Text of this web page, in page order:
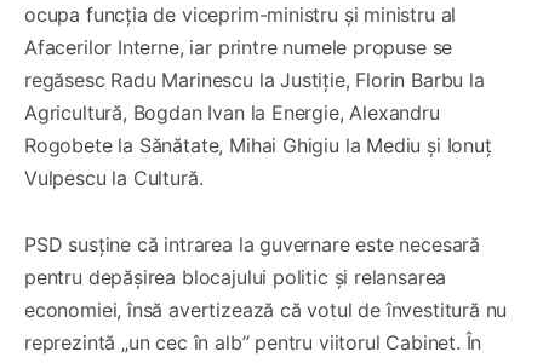
ocupa funcția de viceprim-ministru și ministru al
Afacerilor Interne, iar printre numele propuse se
regăsesc Radu Marinescu la Justiție, Florin Barbu la
Agricultură, Bogdan Ivan la Energie, Alexandru
Rogobete la Sănătate, Mihai Ghigiu la Mediu și Ionuț
Vulpescu la Cultură.
PSD susține că intrarea la guvernare este necesară
pentru depășirea blocajului politic și relansarea
economiei, însă avertizează că votul de învestitură nu
reprezintă „un cec în alb” pentru viitorul Cabinet. În